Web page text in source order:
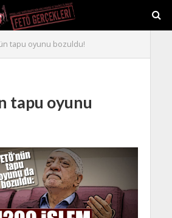
tapu oyunu bozuldu!
tapu oyunu